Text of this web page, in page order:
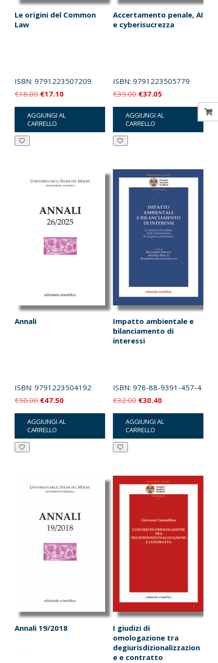
Le origini del Common
Law
ISBN: 9791223507209
€18.00 Il
prezzo
originale
era:
€17.10Il
prezzo
attuale
è:
AGGIUNGI AL
CARRELLO
Accertamento penale, AI
e cyberisucrezza
ISBN: 9791223505779
€39.00 Il
prezzo
originale
era:
€37.05Il
prezzo
attuale
è:
AGGIUNGI AL
CARRELLO
Annali
ISBN: 9791223504192
€50.00 Il
prezzo
originale
era:
€47.50Il
prezzo
attuale
è:
AGGIUNGI AL
CARRELLO
Impatto ambientale e
bilanciamento di
interessi
ISBN: 978-88-9391-457-4
€32.00 Il
prezzo
originale
era:
€30.40Il
prezzo
attuale
è:
AGGIUNGI AL
CARRELLO
Annali 19/2018
I giudizi di
omologazione tra
degiurisdizionalizzazion
e e contratto